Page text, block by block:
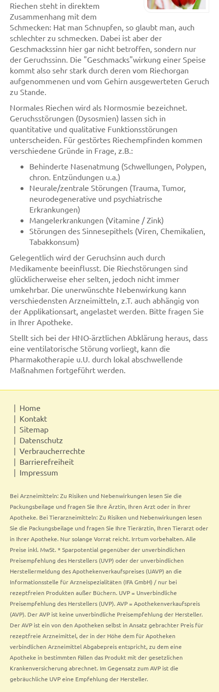
Riechen steht in direktem
Zusammenhang mit dem
Schmecken: Hat man Schnupfen, so glaubt man, auch
schlechter zu schmecken. Dabei ist aber der
Geschmackssinn hier gar nicht betroffen, sondern nur
der Geruchssinn. Die "Geschmacks"wirkung einer Speise
kommt also sehr stark durch deren vom Riechorgan
aufgenommenen und vom Gehirn ausgewerteten Geruch
zu Stande.
Normales Riechen wird als Normosmie bezeichnet.
Geruchsstörungen (Dysosmien) lassen sich in
quantitative und qualitative Funktionsstörungen
unterscheiden. Für gestörtes Riechempfinden kommen
verschiedene Gründe in Frage, z.B.:
Behinderte Nasenatmung (Schwellungen, Polypen,
chron. Entzündungen u.a.)
Neurale/zentrale Störungen (Trauma, Tumor,
neurodegenerative und psychiatrische
Erkrankungen)
Mangelerkrankungen (Vitamine / Zink)
Störungen des Sinnesepithels (Viren, Chemikalien,
Tabakkonsum)
Gelegentlich wird der Geruchsinn auch durch
Medikamente beeinflusst. Die Riechstörungen sind
glücklicherweise eher selten, jedoch nicht immer
umkehrbar. Die unerwünschte Nebenwirkung kann
verschiedensten Arzneimitteln, z.T. auch abhängig von
der Applikationsart, angelastet werden. Bitte fragen Sie
in Ihrer Apotheke.
Stellt sich bei der HNO-ärztlichen Abklärung heraus, dass
eine ventilatorische Störung vorliegt, kann die
Pharmakotherapie u.U. durch lokal abschwellende
Maßnahmen fortgeführt werden.
Home
Kontakt
Sitemap
Datenschutz
Verbraucherrechte
Barrierefreiheit
Impressum
Bei Arzneimitteln: Zu Risiken und Nebenwirkungen lesen Sie die
Packungsbeilage und fragen Sie Ihre Ärztin, Ihren Arzt oder in Ihrer
Apotheke. Bei Tierarzneimitteln: Zu Risiken und Nebenwirkungen lesen
Sie die Packungsbeilage und fragen Sie Ihre Tierärztin, Ihren Tierarzt oder
in Ihrer Apotheke. Nur solange Vorrat reicht. Irrtum vorbehalten. Alle
Preise inkl. MwSt. * Sparpotential gegenüber der unverbindlichen
Preisempfehlung des Herstellers (UVP) oder der unverbindlichen
Herstellermeldung des Apothekenverkaufspreises (UAVP) an die
Informationsstelle für Arzneispezialitäten (IFA GmbH) / nur bei
rezeptfreien Produkten außer Büchern. UVP = Unverbindliche
Preisempfehlung des Herstellers (UVP). AVP = Apothekenverkaufspreis
(AVP). Der AVP ist keine unverbindliche Preisempfehlung der Hersteller.
Der AVP ist ein von den Apotheken selbst in Ansatz gebrachter Preis für
rezeptfreie Arzneimittel, der in der Höhe dem für Apotheken
verbindlichen Arzneimittel Abgabepreis entspricht, zu dem eine
Apotheke in bestimmten Fällen das Produkt mit der gesetzlichen
Krankenversicherung abrechnet. Im Gegensatz zum AVP ist die
gebräuchliche UVP eine Empfehlung der Hersteller.